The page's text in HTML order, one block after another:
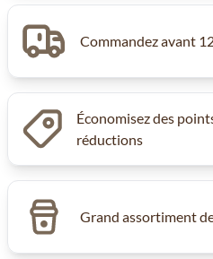
Commandez avant
Économisez des
réductions
Grand assortiment